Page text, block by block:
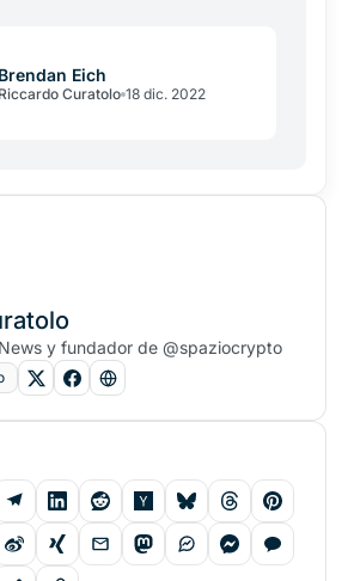
Brendan Eich
Riccardo Curatolo 18 dic. 2022
y fundador de @spaziocrypto